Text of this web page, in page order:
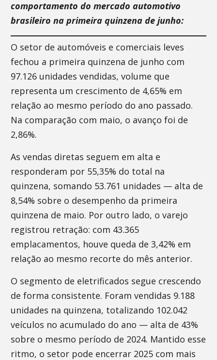
comportamento do mercado automotivo
brasileiro na primeira quinzena de junho:
O setor de automóveis e comerciais leves
fechou a primeira quinzena de junho com
97.126 unidades vendidas, volume que
representa um crescimento de 4,65% em
relação ao mesmo período do ano passado.
Na comparação com maio, o avanço foi de
2,86%.
As vendas diretas seguem em alta e
responderam por 55,35% do total na
quinzena, somando 53.761 unidades — alta de
8,54% sobre o desempenho da primeira
quinzena de maio. Por outro lado, o varejo
registrou retração: com 43.365
emplacamentos, houve queda de 3,42% em
relação ao mesmo recorte do mês anterior.
O segmento de eletrificados segue crescendo
de forma consistente. Foram vendidas 9.188
unidades na quinzena, totalizando 102.042
veículos no acumulado do ano — alta de 43%
sobre o mesmo período de 2024. Mantido esse
ritmo, o setor pode encerrar 2025 com mais